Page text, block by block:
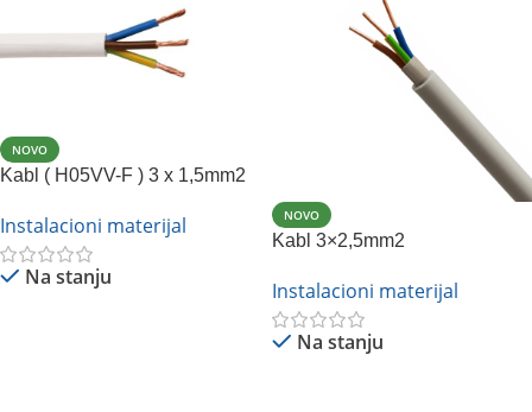
NOVO
Kabl ( H05VV-F ) 3 x 1,5mm2
Instalacioni materijal
Na stanju
NOVO
Kabl 3×2,5mm2
Instalacioni materijal
Na stanju